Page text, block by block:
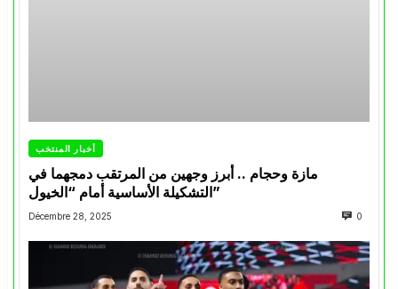
أخبار المنتخب
مازة وحجام .. أبرز وجهين من المرتقب دمجهما في
التشكيلة الأساسية أمام “الخيول”
Décembre 28, 2025 0